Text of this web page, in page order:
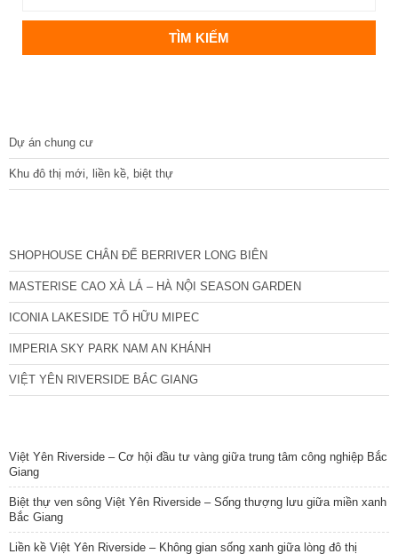
Dự án chung cư
Khu đô thị mới, liền kề, biệt thự
SHOPHOUSE CHÂN ĐẾ BERRIVER LONG BIÊN
MASTERISE CAO XÀ LÁ – HÀ NỘI SEASON GARDEN
ICONIA LAKESIDE TỐ HỮU MIPEC
IMPERIA SKY PARK NAM AN KHÁNH
VIỆT YÊN RIVERSIDE BẮC GIANG
Việt Yên Riverside – Cơ hội đầu tư vàng giữa trung tâm công nghiệp Bắc
Giang
Biệt thự ven sông Việt Yên Riverside – Sống thượng lưu giữa miền xanh
Bắc Giang
Liền kề Việt Yên Riverside – Không gian sống xanh giữa lòng đô thị